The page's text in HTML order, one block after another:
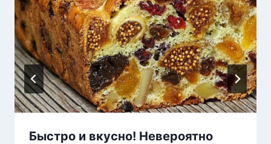
Быстро и вкусно! Невероятно